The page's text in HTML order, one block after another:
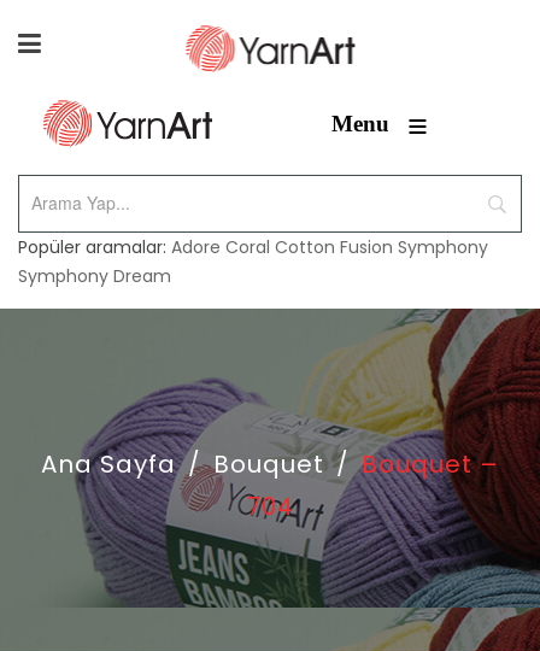
Menu ≡
Popüler aramalar: Adore Coral Cotton Fusion Symphony
Symphony Dream
Ana Sayfa / Bouquet / Bouquet –
704